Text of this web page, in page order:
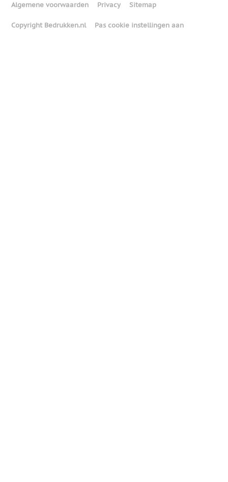
Algemene voorwaarden Privacy Sitemap
Copyright Bedrukken.nl Pas cookie instellingen aan